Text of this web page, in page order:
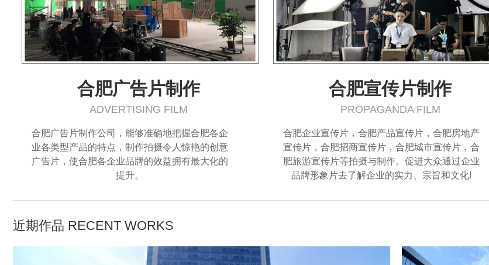
合肥广告片制作
ADVERTISING FILM
合肥广告片制作公司，能够准确地把握合肥各企
业各类型产品的特点，制作拍摄令人惊艳的创意
广告片，使合肥各企业品牌的效益拥有最大化的
提升。
合肥宣传片制作
PROPAGANDA FILM
合肥企业宣传片，合肥产品宣传片，合肥房地产
宣传片，合肥招商宣传片，合肥城市宣传片，合
肥旅游宣传片等拍摄与制作。促进大众通过企业
品牌形象片去了解企业的实力、宗旨和文化!
近期作品 RECENT WORKS